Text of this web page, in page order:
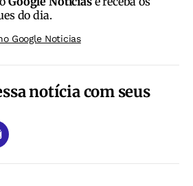
do dia.
Google Noticias
notícia com seus